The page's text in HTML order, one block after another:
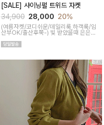
[SALE] 샤이닝펄 트위드 자켓
34,900 28,000 20%
(여름자켓/코디쉬운/데일리룩,하객룩/임
산부OK/출산후쭉-) 빛 받았을때 은은한
면서 탄탄한 신축성으로 깔끔한 아웃핏